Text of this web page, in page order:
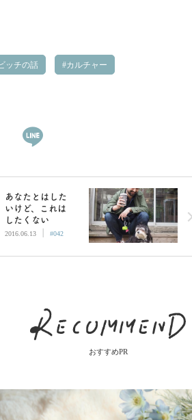
ッチの話 カルチャー
あなたとはした
いけど、これは
したくない
2016.06.13 | #042
おすすめPR